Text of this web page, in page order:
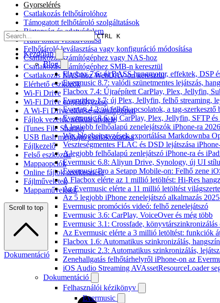
CTRL K
Kezdőlap
Blog
Flacbox 7.6: új BASS hangmotor, effektek, DSP
Evermusic 8.7: valódi szünetmentes lejátszás,
Flacbox 7.4: Újraépített CarPlay, Plex, Jellyfin,
Evervideo 1.7: új Plex, Jellyfin, felhő streaming,
Evertag 4.2: új felhőkapcsolatok, a tag-szerkesztő
Evermusic 8.6: új CarPlay, Plex, Jellyfin, SFTP
A legjobb felhőalapú zenelejátszók iPhone-ra
Wix blogbejegyzések exportálása Markdownba
Veszteségmentes FLAC és DSD lejátszása
A legjobb felhőalapú zenlejátszó iPhone-ra és
Evermusic 6.8: Aliyun Drive, Synology, új UI
Evermusic Pro a Setapp Mobile-on: Felhő zene
A Flacbox elérte az 1 millió letöltést: Hi-Res
Az Evermusic elérte a 11 millió letöltést világszerte
Az 5 legjobb iPhone zenelejátszó alkalmazás
Evermusic promóciós videó: felhő zenelejátszó
Evermusic 3.6: CarPlay, VoiceOver és még több
Evermusic 3.1: Crossfade, könyvtárszinkronizálás
Az Evermusic elérte a 3 millió letöltést: funkciók
Flacbox 1.6: Automatikus szinkronizálás,
Evermusic 2.3: Automatikus szinkronizálás,
Zenehallgatás felhőtárhelyről iPhone-on az
iOS Audio Streaming AVAssetResourceLoader
Dokumentáció
Felhasználói kézikönyv
Evermusic
Gyorselérés
Csatlakozás felhőtárolóhoz
Támogatott felhőtároló szolgáltatások
Biztonság és adatvédelem
Auth-token visszavonása
Felhőtároló leválasztása vagy konfiguráció módosítása
Csatlakozás számítógéphez vagy NAS-hoz
Csatlakozás számítógéphez SMB-n keresztül
Csatlakozás NAS-hoz WebDAV-on keresztül
Elérhető eszközök
Wi-Fi Drive
Wi-Fi Drive engedélyezése
A Wi-Fi Drive elérése számítógépen
Fájlok vezeték nélküli átvitele
iTunes File Sharing
USB flash meghajtó csatlakoztatása
Fájlkezelő
Felső eszköztár
Mappaopciók
Online fájlok szerkesztése
Fájlműveletek
Mappaműveletek
Scroll to top
Dokumentáció